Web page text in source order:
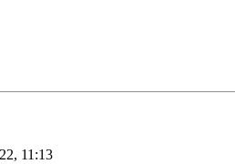
11:13